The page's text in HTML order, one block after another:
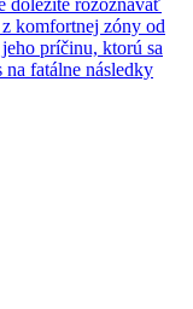
komfortnej zóny od
príčinu, ktorú sa
fatálne následky